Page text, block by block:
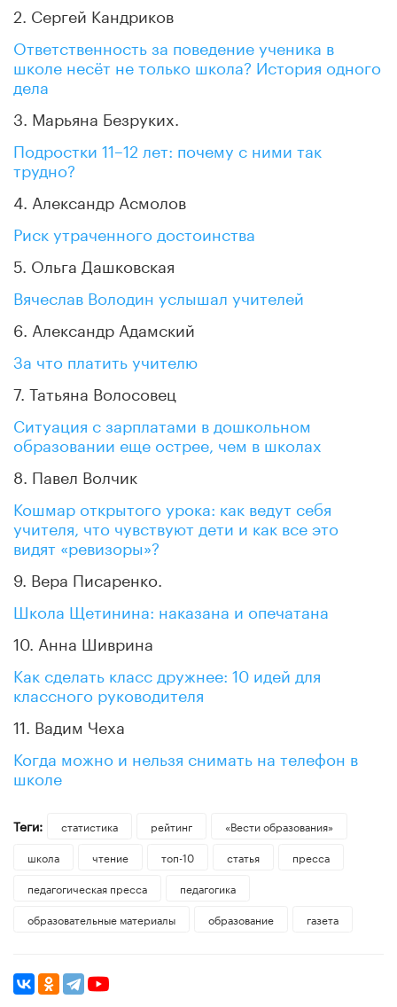
2. Сергей Кандриков
Ответственность за поведение ученика в
школе несёт не только школа? История одного
дела
3. Марьяна Безруких.
Подростки 11–12 лет: почему с ними так
трудно?
4. Александр Асмолов
Риск утраченного достоинства
5. Ольга Дашковская
Вячеслав Володин услышал учителей
6. Александр Адамский
За что платить учителю
7. Татьяна Волосовец
Ситуация с зарплатами в дошкольном
образовании еще острее, чем в школах
8. Павел Волчик
Кошмар открытого урока: как ведут себя
учителя, что чувствуют дети и как все это
видят «ревизоры»?
9. Вера Писаренко.
Школа Щетинина: наказана и опечатана
10. Анна Шиврина
Как сделать класс дружнее: 10 идей для
классного руководителя
11. Вадим Чеха
Когда можно и нельзя снимать на телефон в
школе
Теги: статистика рейтинг
«Вести образования»
школа
чтение топ-10 статья
пресса
педагогическая пресса
педагогика
образовательные материалы
образование газета